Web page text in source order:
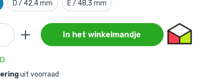
D / 42,4 mm E / 48,3 mm
In het winkelmandje
uit voorraad
je